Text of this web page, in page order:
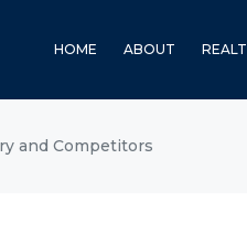
HOME ABOUT
and Competitors